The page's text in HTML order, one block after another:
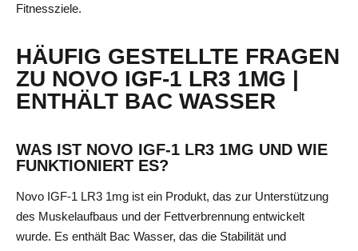
Fitnessziele.
HÄUFIG GESTELLTE FRAGEN
ZU NOVO IGF-1 LR3 1MG |
ENTHÄLT BAC WASSER
WAS IST NOVO IGF-1 LR3 1MG UND WIE
FUNKTIONIERT ES?
Novo IGF-1 LR3 1mg ist ein Produkt, das zur Unterstützung
des Muskelaufbaus und der Fettverbrennung entwickelt
wurde. Es enthält Bac Wasser, das die Stabilität und